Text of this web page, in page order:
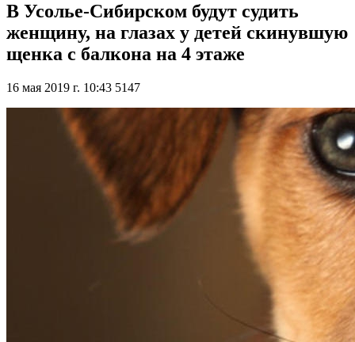
В Усолье-Сибирском будут судить
женщину, на глазах у детей скинувшую
щенка с балкона на 4 этаже
16 мая 2019 г. 10:43 5147